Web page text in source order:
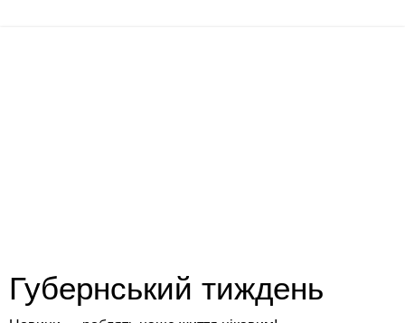
Губернський тиждень